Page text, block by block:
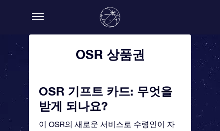
OSR 상품권
OSR 기프트 카드: 무엇을
받게 되나요?
이 OSR의 새로운 서비스로 수령인이 자